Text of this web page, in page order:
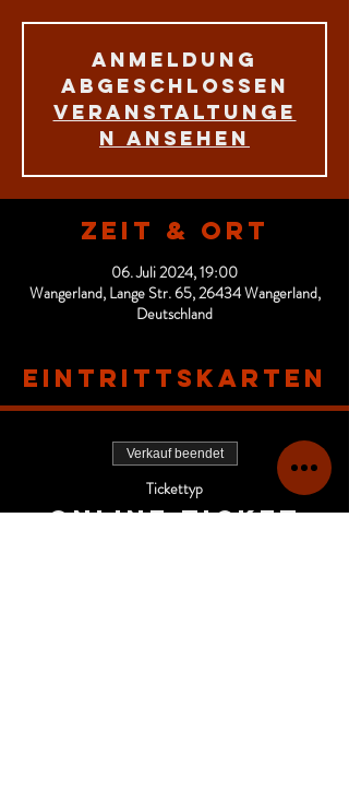
Anmeldung
abgeschlossen
Veranstaltunge
n ansehen
Zeit & Ort
06. Juli 2024, 19:00
Wangerland, Lange Str. 65, 26434 Wangerland,
Deutschland
Eintrittskarten
Verkauf beendet
Tickettyp
Online-Ticket